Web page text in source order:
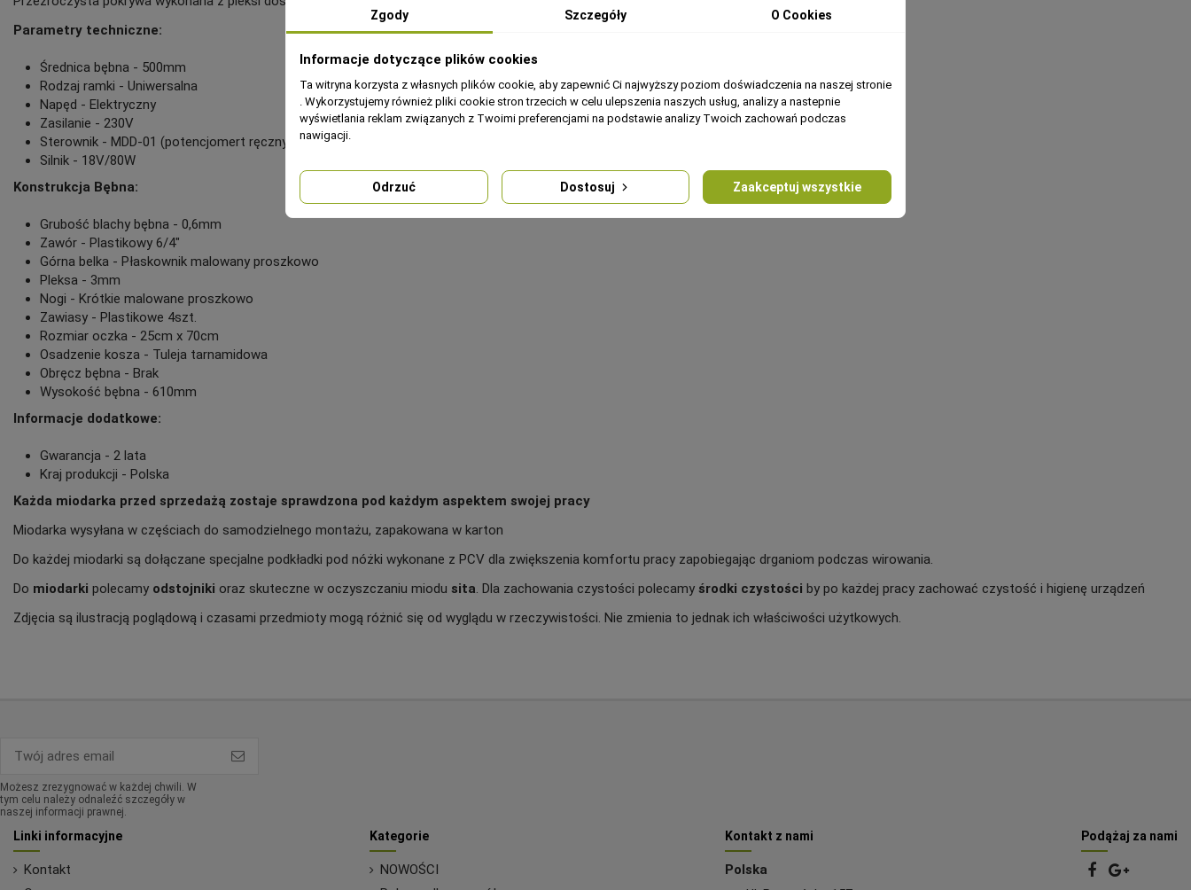
Parametry techniczne:
Średnica bębna - 500mm
Rodzaj ramki - Uniwersalna
Napęd - Elektryczny
Zasilanie - 230V
Sterownik - MDD-01 (potencjomert ręczny)
Silnik - 18V/80W
Konstrukcja Bębna:
Grubość blachy bębna - 0,6mm
Zawór - Plastikowy 6/4"
Górna belka - Płaskownik malowany proszkowo
Pleksa - 3mm
Nogi - Krótkie malowane proszkowo
Zawiasy - Plastikowe 4szt.
Rozmiar oczka - 25cm x 70cm
Osadzenie kosza - Tuleja tarnamidowa
Obręcz bębna - Brak
Wysokość bębna - 610mm
Informacje dodatkowe:
Gwarancja - 2 lata
Kraj produkcji - Polska
Każda miodarka przed sprzedażą zostaje sprawdzona pod każdym aspektem swojej pracy
Miodarka wysyłana w częściach do samodzielnego montażu, zapakowana w karton
Do każdej miodarki są dołączane specjalne podkładki pod nóżki wykonane z PCV dla zwiększenia komfortu pracy zapobiegając drganiom podczas wirowania.
Do miodarki polecamy odstojniki oraz skuteczne w oczyszczaniu miodu sita. Dla zachowania czystości polecamy środki czystości by po każdej pracy zachować czystość i higienę urządzeń
Zdjęcia są ilustracją poglądową i czasami przedmioty mogą różnić się od wyglądu w rzeczywistości. Nie zmienia to jednak ich właściwości użytkowych.
Możesz zrezygnować w każdej chwili. W
tym celu należy odnaleźć szczegóły w
naszej informacji prawnej.
Linki informacyjne
Kontakt
Kategorie
NOWOŚCI
Kontakt z nami
Polska
Zgody Szczegóły O Cookies
Informacje dotyczące plików cookies
Ta witryna korzysta z własnych plików cookie, aby zapewnić Ci najwyższy poziom doświadczenia na naszej stronie
. Wykorzystujemy również pliki cookie stron trzecich w celu ulepszenia naszych usług, analizy a nastepnie
wyświetlania reklam związanych z Twoimi preferencjami na podstawie analizy Twoich zachowań podczas
nawigacji.
Odrzuć Dostosuj Zaakceptuj wszystkie
Podążaj za nami